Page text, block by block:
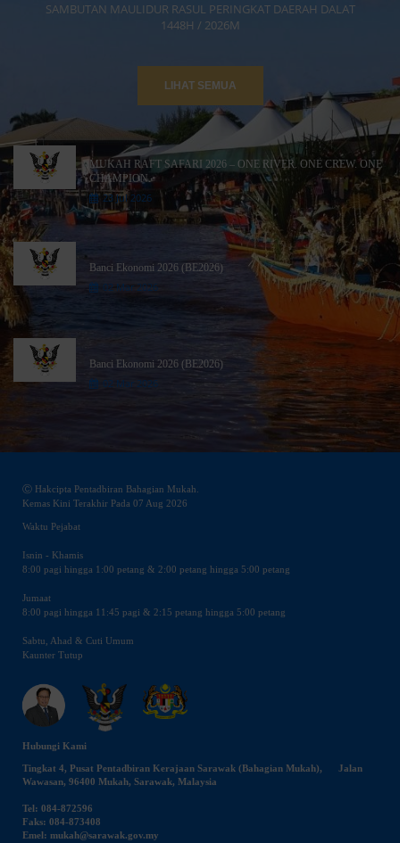
SAMBUTAN MAULIDUR RASUL PERINGKAT DAERAH DALAT
1448H / 2026M
LIHAT SEMUA
MUKAH RAFT SAFARI 2026 – ONE RIVER. ONE CREW. ONE
CHAMPION.
23 Jul 2026
Banci Ekonomi 2026 (BE2026)
02 Mar 2026
Banci Ekonomi 2026 (BE2026)
02 Mar 2026
Ⓒ Hakcipta Pentadbiran Bahagian Mukah.
Kemas Kini Terakhir Pada 07 Aug 2026
Waktu Pejabat
Isnin - Khamis
8:00 pagi hingga 1:00 petang & 2:00 petang hingga 5:00 petang
Jumaat
8:00 pagi hingga 11:45 pagi & 2:15 petang hingga 5:00 petang
Sabtu, Ahad & Cuti Umum
Kaunter Tutup
Hubungi Kami
Tingkat 4, Pusat Pentadbiran Kerajaan Sarawak (Bahagian Mukah), Jalan
Wawasan, 96400 Mukah, Sarawak, Malaysia
Tel: 084-872596
Faks: 084-873408
Emel: mukah@sarawak.gov.my